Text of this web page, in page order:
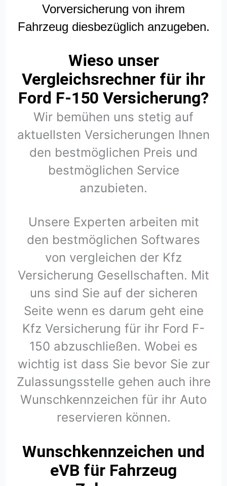
Vorversicherung von ihrem
Fahrzeug diesbezüglich anzugeben.
Wieso unser
Vergleichsrechner für ihr
Ford F-150 Versicherung?
Wir bemühen uns stetig auf
aktuellsten Versicherungen Ihnen
den bestmöglichen Preis und
bestmöglichen Service
anzubieten.
Unsere Experten arbeiten mit
den bestmöglichen Softwares
von vergleichen der Kfz
Versicherung Gesellschaften. Mit
uns sind Sie auf der sicheren
Seite wenn es darum geht eine
Kfz Versicherung für ihr Ford F-
150 abzuschließen. Wobei es
wichtig ist dass Sie bevor Sie zur
Zulassungsstelle gehen auch ihre
Wunschkennzeichen für ihr Auto
reservieren können.
Wunschkennzeichen und
eVB für Fahrzeug